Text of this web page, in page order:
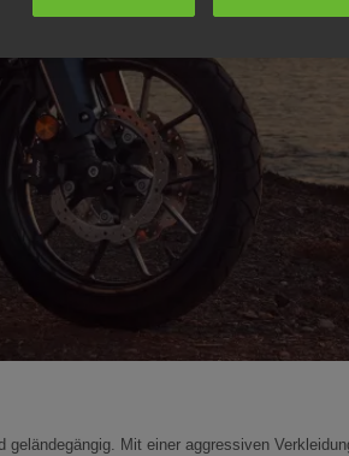
Mit einer aggressiven